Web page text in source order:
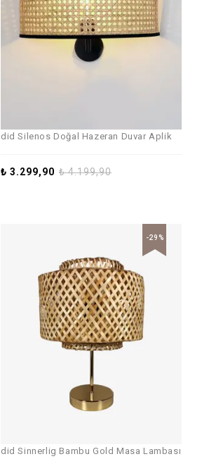
did Silenos Doğal Hazeran Duvar Aplik
₺4.199,90
₺ 3.299,90
-29%
did Sinnerlig Bambu Gold Masa Lambası